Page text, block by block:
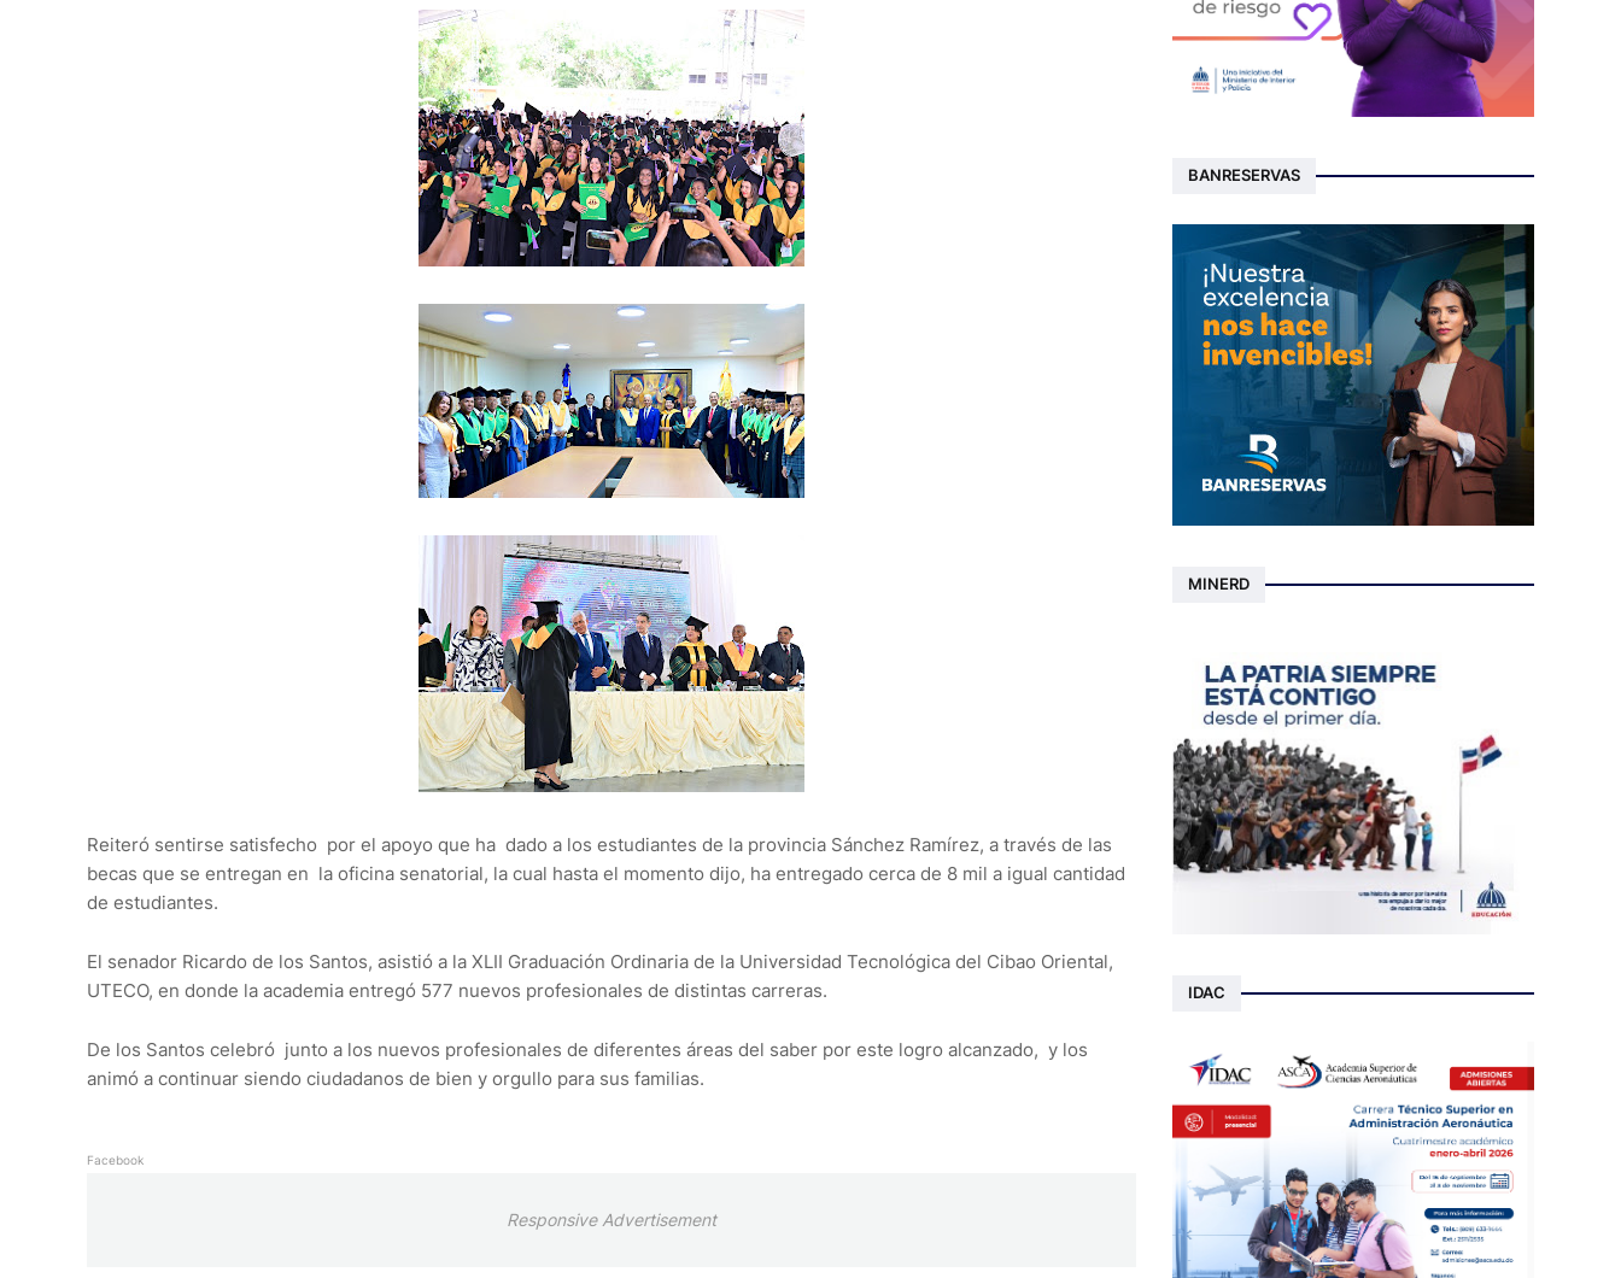
Reiteró sentirse satisfecho por el apoyo que ha dado a los estudiantes de la provincia Sánchez Ramírez, a través de las
becas que se entregan en la oficina senatorial, la cual hasta el momento dijo, ha entregado cerca de 8 mil a igual cantidad
de estudiantes.
El senador Ricardo de los Santos, asistió a la XLII Graduación Ordinaria de la Universidad Tecnológica del Cibao Oriental,
UTECO, en donde la academia entregó 577 nuevos profesionales de distintas carreras.
De los Santos celebró junto a los nuevos profesionales de diferentes áreas del saber por este logro alcanzado, y los
animó a continuar siendo ciudadanos de bien y orgullo para sus familias.
Facebook
Responsive Advertisement
BANRESERVAS
MINERD
IDAC